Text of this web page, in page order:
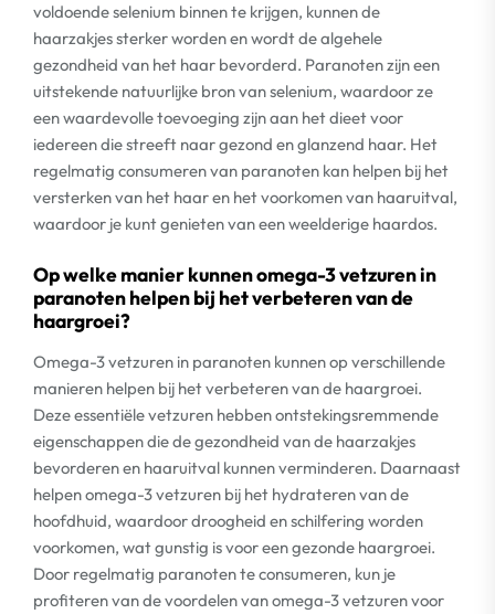
voldoende selenium binnen te krijgen, kunnen de
haarzakjes sterker worden en wordt de algehele
gezondheid van het haar bevorderd. Paranoten zijn een
uitstekende natuurlijke bron van selenium, waardoor ze
een waardevolle toevoeging zijn aan het dieet voor
iedereen die streeft naar gezond en glanzend haar. Het
regelmatig consumeren van paranoten kan helpen bij het
versterken van het haar en het voorkomen van haaruitval,
waardoor je kunt genieten van een weelderige haardos.
Op welke manier kunnen omega-3 vetzuren in
paranoten helpen bij het verbeteren van de
haargroei?
Omega-3 vetzuren in paranoten kunnen op verschillende
manieren helpen bij het verbeteren van de haargroei.
Deze essentiële vetzuren hebben ontstekingsremmende
eigenschappen die de gezondheid van de haarzakjes
bevorderen en haaruitval kunnen verminderen. Daarnaast
helpen omega-3 vetzuren bij het hydrateren van de
hoofdhuid, waardoor droogheid en schilfering worden
voorkomen, wat gunstig is voor een gezonde haargroei.
Door regelmatig paranoten te consumeren, kun je
profiteren van de voordelen van omega-3 vetzuren voor